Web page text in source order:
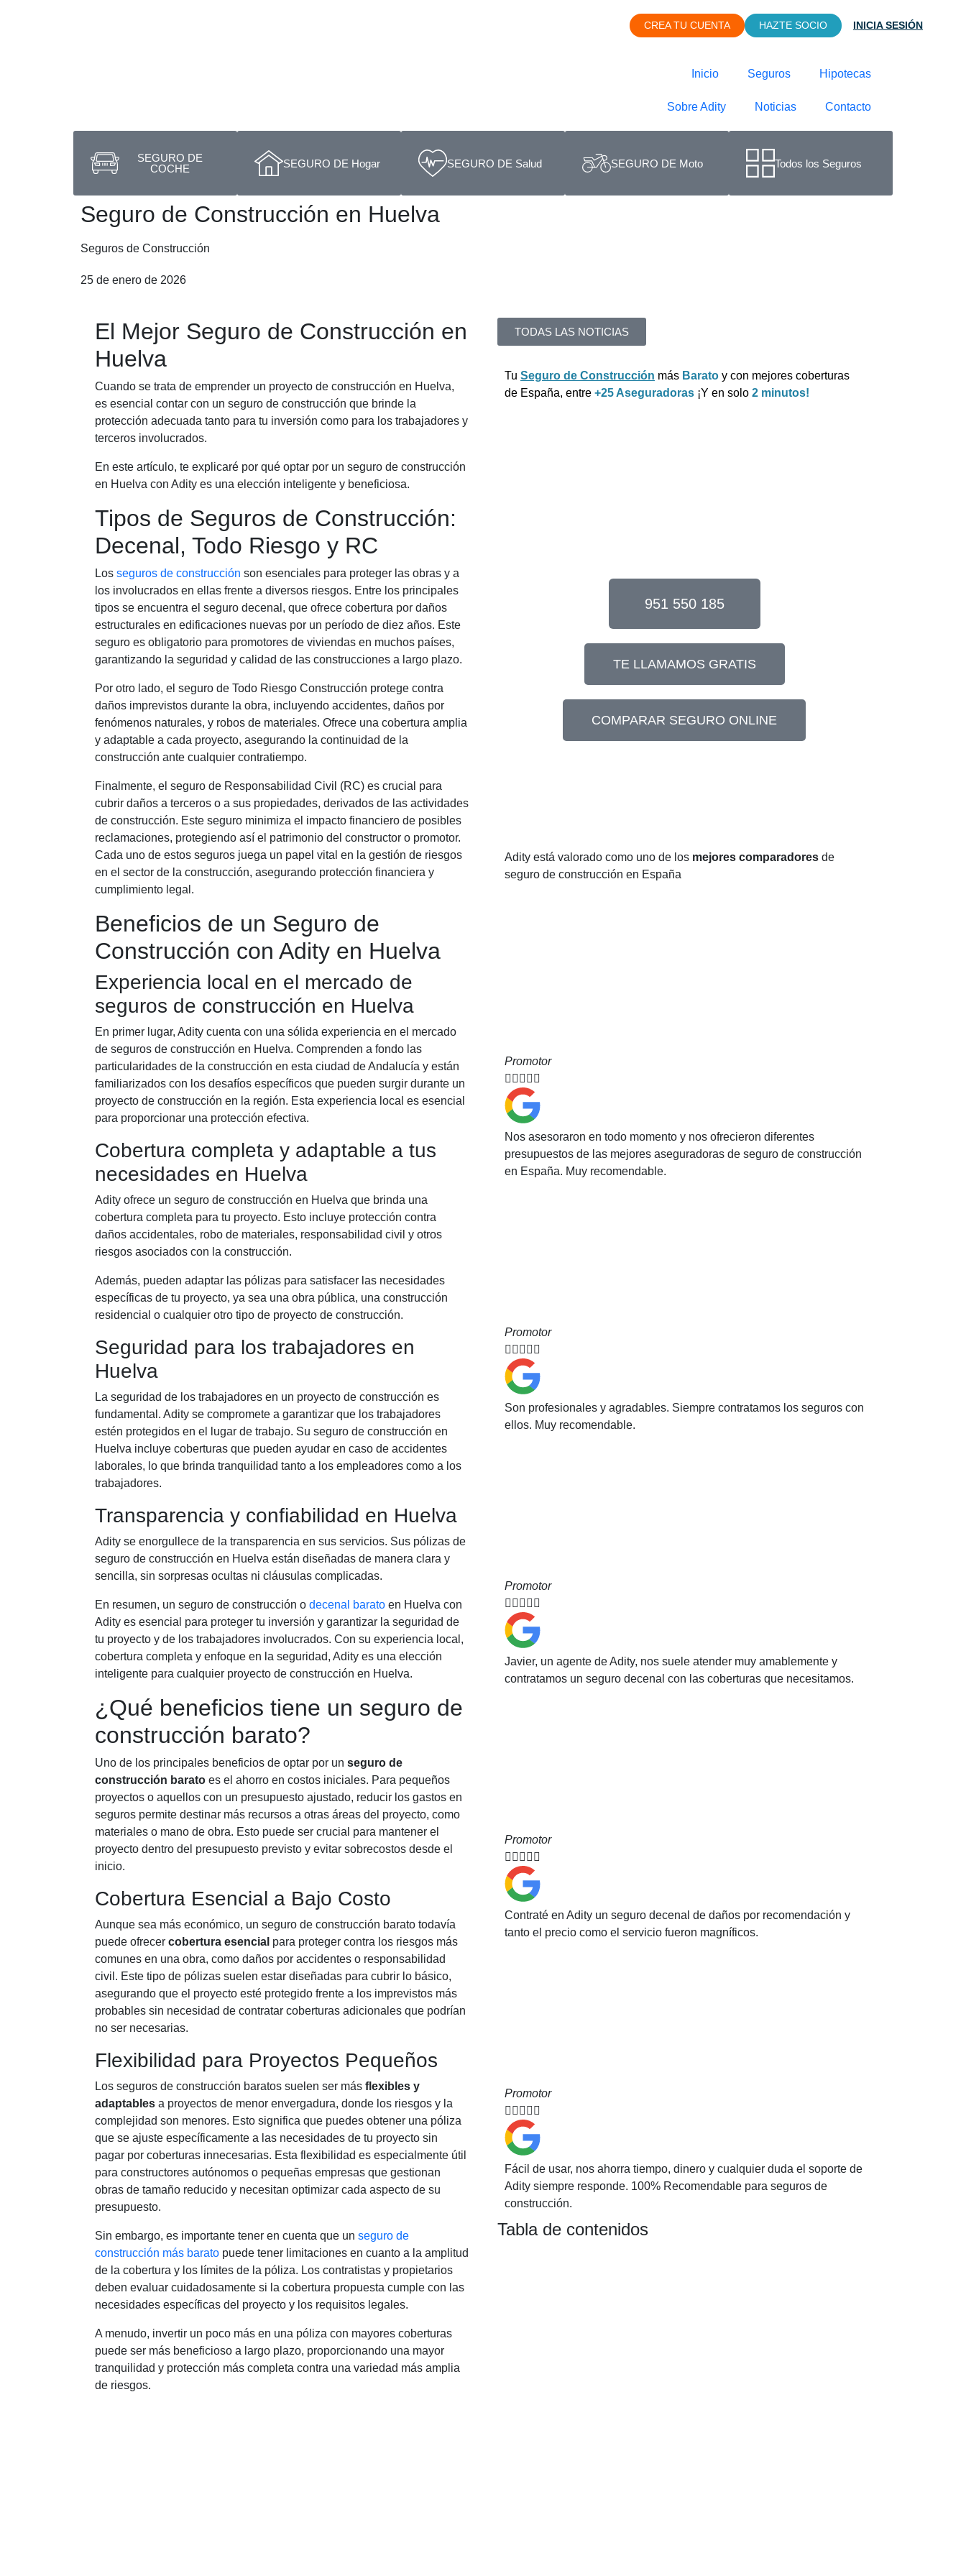
CREA TU CUENTA HAZTE SOCIO INICIA SESIÓN
Inicio Seguros Hipotecas
Sobre Adity Noticias Contacto
SEGURO DE
COCHE
SEGURO DE Hogar SEGURO DE Salud SEGURO DE Moto Todos los Seguros
Seguro de Construcción en Huelva
Seguros de Construcción
25 de enero de 2026
El Mejor Seguro de Construcción en
Huelva
Cuando se trata de emprender un proyecto de construcción en Huelva,
es esencial contar con un seguro de construcción que brinde la
protección adecuada tanto para tu inversión como para los trabajadores y
terceros involucrados.
En este artículo, te explicaré por qué optar por un seguro de construcción
en Huelva con Adity es una elección inteligente y beneficiosa.
Tipos de Seguros de Construcción:
Decenal, Todo Riesgo y RC
Los seguros de construcción son esenciales para proteger las obras y a
los involucrados en ellas frente a diversos riesgos. Entre los principales
tipos se encuentra el seguro decenal, que ofrece cobertura por daños
estructurales en edificaciones nuevas por un período de diez años. Este
seguro es obligatorio para promotores de viviendas en muchos países,
garantizando la seguridad y calidad de las construcciones a largo plazo.
Por otro lado, el seguro de Todo Riesgo Construcción protege contra
daños imprevistos durante la obra, incluyendo accidentes, daños por
fenómenos naturales, y robos de materiales. Ofrece una cobertura amplia
y adaptable a cada proyecto, asegurando la continuidad de la
construcción ante cualquier contratiempo.
Finalmente, el seguro de Responsabilidad Civil (RC) es crucial para
cubrir daños a terceros o a sus propiedades, derivados de las actividades
de construcción. Este seguro minimiza el impacto financiero de posibles
reclamaciones, protegiendo así el patrimonio del constructor o promotor.
Cada uno de estos seguros juega un papel vital en la gestión de riesgos
en el sector de la construcción, asegurando protección financiera y
cumplimiento legal.
Beneficios de un Seguro de
Construcción con Adity en Huelva
Experiencia local en el mercado de
seguros de construcción en Huelva
En primer lugar, Adity cuenta con una sólida experiencia en el mercado
de seguros de construcción en Huelva. Comprenden a fondo las
particularidades de la construcción en esta ciudad de Andalucía y están
familiarizados con los desafíos específicos que pueden surgir durante un
proyecto de construcción en la región. Esta experiencia local es esencial
para proporcionar una protección efectiva.
Cobertura completa y adaptable a tus
necesidades en Huelva
Adity ofrece un seguro de construcción en Huelva que brinda una
cobertura completa para tu proyecto. Esto incluye protección contra
daños accidentales, robo de materiales, responsabilidad civil y otros
riesgos asociados con la construcción.
Además, pueden adaptar las pólizas para satisfacer las necesidades
específicas de tu proyecto, ya sea una obra pública, una construcción
residencial o cualquier otro tipo de proyecto de construcción.
Seguridad para los trabajadores en
Huelva
La seguridad de los trabajadores en un proyecto de construcción es
fundamental. Adity se compromete a garantizar que los trabajadores
estén protegidos en el lugar de trabajo. Su seguro de construcción en
Huelva incluye coberturas que pueden ayudar en caso de accidentes
laborales, lo que brinda tranquilidad tanto a los empleadores como a los
trabajadores.
Transparencia y confiabilidad en Huelva
Adity se enorgullece de la transparencia en sus servicios. Sus pólizas de
seguro de construcción en Huelva están diseñadas de manera clara y
sencilla, sin sorpresas ocultas ni cláusulas complicadas.
En resumen, un seguro de construcción o decenal barato en Huelva con
Adity es esencial para proteger tu inversión y garantizar la seguridad de
tu proyecto y de los trabajadores involucrados. Con su experiencia local,
cobertura completa y enfoque en la seguridad, Adity es una elección
inteligente para cualquier proyecto de construcción en Huelva.
¿Qué beneficios tiene un seguro de
construcción barato?
Uno de los principales beneficios de optar por un seguro de
construcción barato es el ahorro en costos iniciales. Para pequeños
proyectos o aquellos con un presupuesto ajustado, reducir los gastos en
seguros permite destinar más recursos a otras áreas del proyecto, como
materiales o mano de obra. Esto puede ser crucial para mantener el
proyecto dentro del presupuesto previsto y evitar sobrecostos desde el
inicio.
Cobertura Esencial a Bajo Costo
Aunque sea más económico, un seguro de construcción barato todavía
puede ofrecer cobertura esencial para proteger contra los riesgos más
comunes en una obra, como daños por accidentes o responsabilidad
civil. Este tipo de pólizas suelen estar diseñadas para cubrir lo básico,
asegurando que el proyecto esté protegido frente a los imprevistos más
probables sin necesidad de contratar coberturas adicionales que podrían
no ser necesarias.
Flexibilidad para Proyectos Pequeños
Los seguros de construcción baratos suelen ser más flexibles y
adaptables a proyectos de menor envergadura, donde los riesgos y la
complejidad son menores. Esto significa que puedes obtener una póliza
que se ajuste específicamente a las necesidades de tu proyecto sin
pagar por coberturas innecesarias. Esta flexibilidad es especialmente útil
para constructores autónomos o pequeñas empresas que gestionan
obras de tamaño reducido y necesitan optimizar cada aspecto de su
presupuesto.
Sin embargo, es importante tener en cuenta que un seguro de
construcción más barato puede tener limitaciones en cuanto a la amplitud
de la cobertura y los límites de la póliza. Los contratistas y propietarios
deben evaluar cuidadosamente si la cobertura propuesta cumple con las
necesidades específicas del proyecto y los requisitos legales.
A menudo, invertir un poco más en una póliza con mayores coberturas
puede ser más beneficioso a largo plazo, proporcionando una mayor
tranquilidad y protección más completa contra una variedad más amplia
de riesgos.
TODAS LAS NOTICIAS
Tu Seguro de Construcción más Barato y con mejores coberturas
de España, entre +25 Aseguradoras ¡Y en solo 2 minutos!
951 550 185
TE LLAMAMOS GRATIS
COMPARAR SEGURO ONLINE
Adity está valorado como uno de los mejores comparadores de
seguro de construcción en España
Promotor
    
Nos asesoraron en todo momento y nos ofrecieron diferentes
presupuestos de las mejores aseguradoras de seguro de construcción
en España. Muy recomendable.
Promotor
    
Son profesionales y agradables. Siempre contratamos los seguros con
ellos. Muy recomendable.
Promotor
    
Javier, un agente de Adity, nos suele atender muy amablemente y
contratamos un seguro decenal con las coberturas que necesitamos.
Promotor
    
Contraté en Adity un seguro decenal de daños por recomendación y
tanto el precio como el servicio fueron magníficos.
Promotor
    
Fácil de usar, nos ahorra tiempo, dinero y cualquier duda el soporte de
Adity siempre responde. 100% Recomendable para seguros de
construcción.
Tabla de contenidos